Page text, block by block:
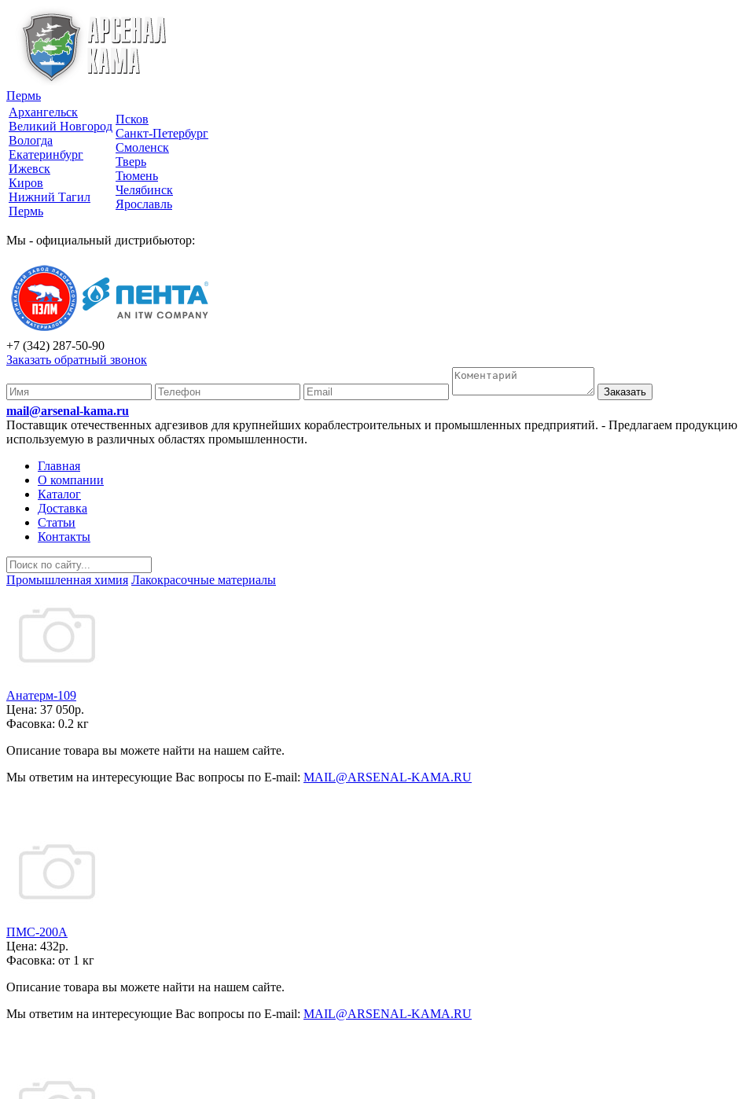
Пермь
Архангельск
Великий Новгород
Вологда
Екатеринбург
Ижевск
Киров
Нижний Тагил
Пермь
Псков
Санкт-Петербург
Смоленск
Тверь
Тюмень
Челябинск
Ярославль
Мы - официальный дистрибьютор:
+7 (342) 287-50-90
Заказать обратный звонок
Заказать
mail@arsenal-kama.ru
Поставщик отечественных адгезивов для крупнейших кораблестроительных и промышленных предприятий. - Предлагаем продукцию
используемую в различных областях промышленности.
Главная
О компании
Каталог
Доставка
Статьи
Контакты
Промышленная химия Лакокрасочные материалы
Анатерм-109
Цена: 37 050р.
Фасовка: 0.2 кг
Описание товара вы можете найти на нашем сайте.
Мы ответим на интересующие Вас вопросы по E-mail: MAIL@ARSENAL-KAMA.RU
ПМС-200А
Цена: 432р.
Фасовка: от 1 кг
Описание товара вы можете найти на нашем сайте.
Мы ответим на интересующие Вас вопросы по E-mail: MAIL@ARSENAL-KAMA.RU